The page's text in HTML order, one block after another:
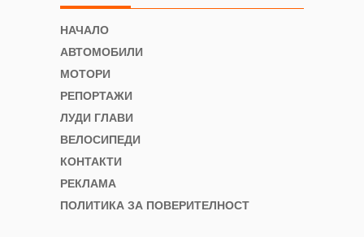
НАЧАЛО
АВТОМОБИЛИ
МОТОРИ
РЕПОРТАЖИ
ЛУДИ ГЛАВИ
ВЕЛОСИПЕДИ
КОНТАКТИ
РЕКЛАМА
ПОЛИТИКА ЗА ПОВЕРИТЕЛНОСТ